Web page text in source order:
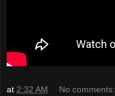
at 2:32 AM No comments: